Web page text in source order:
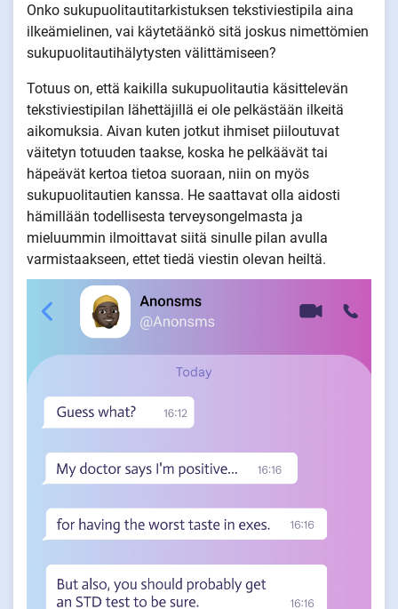
Onko sukupuolitautitarkistuksen tekstiviestipila aina
ilkeämielinen, vai käytetäänkö sitä joskus nimettömien
sukupuolitautihälytysten välittämiseen?
Totuus on, että kaikilla sukupuolitautia käsittelevän
tekstiviestipilan lähettäjillä ei ole pelkästään ilkeitä
aikomuksia. Aivan kuten jotkut ihmiset piiloutuvat
väitetyn totuuden taakse, koska he pelkäävät tai
häpeävät kertoa tietoa suoraan, niin on myös
sukupuolitautien kanssa. He saattavat olla aidosti
hämillään todellisesta terveysongelmasta ja
mieluummin ilmoittavat siitä sinulle pilan avulla
varmistaakseen, ettet tiedä viestin olevan heiltä.